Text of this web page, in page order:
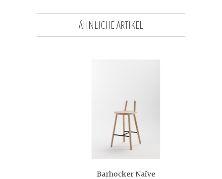
ÄHNLICHE ARTIKEL
Barhocker Naïve